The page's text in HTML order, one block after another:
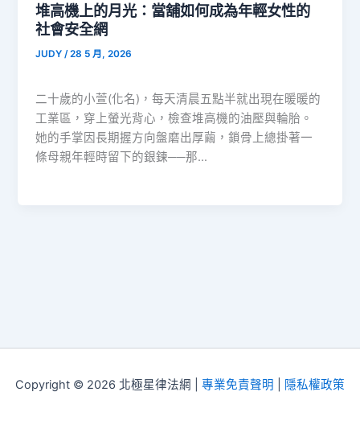
堆高機上的月光：當舖如何成為年輕女性的
社會安全網
JUDY /28 5 月, 2026
二十歲的小萱(化名)，每天清晨五點半就出現在暖暖的
工業區，穿上螢光背心，檢查堆高機的油壓與輪胎。
她的手掌因長期握方向盤磨出厚繭，鎖骨上總掛著一
條母親年輕時留下的銀鍊──那…
Copyright © 2026 北極星律法網 | 專業免責聲明 隱私權政策